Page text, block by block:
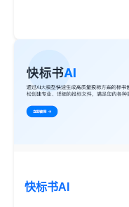
快标书AI